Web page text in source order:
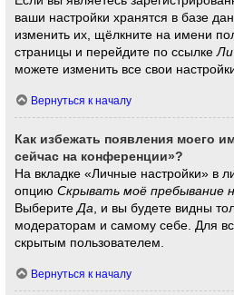
ваши настройки хранятся в базе
изменить их, щёлкните на имени
страницы и перейдите по ссылке
можете изменить все свои
Вернуться к началу
Как избежать появления моего
сейчас на конференции»?
На вкладке «Личные настройки» в
опциюСкрывать моё пребывание
ВыберитеДа, и вы будете видны
модераторам и самому себе. Для
скрытым пользователем.
Вернуться к началу